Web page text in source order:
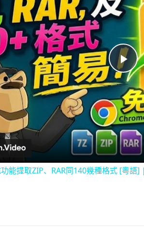
P
l
a
y
能提取ZIP、RAR同140幾種格式 [粵語]